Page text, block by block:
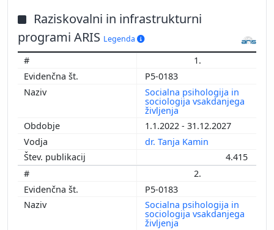
Raziskovalni in infrastrukturni
programi ARIS Legenda
1.
P5-0183
Socialna psihologija in
sociologija vsakdanjega
življenja
1.1.2022 - 31.12.2027
dr. Tanja Kamin
4.415
2.
P5-0183
Socialna psihologija in
sociologija vsakdanjega
življenja